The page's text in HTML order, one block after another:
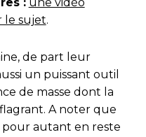
: une vidéo
le sujet.
de part leur
un puissant outil
de masse dont la
A noter que
pour autant en reste